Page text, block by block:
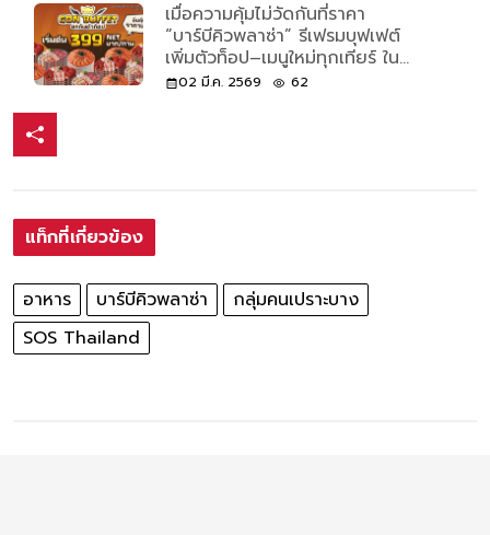
เมื่อความคุ้มไม่วัดกันที่ราคา
“บาร์บีคิวพลาซ่า” รีเฟรมบุฟเฟต์
เพิ่มตัวท็อป–เมนูใหม่ทุกเทียร์ ใน
ราคาเดิม เริ่มต้น 399 NETบาท/
02 มี.ค. 2569 62
แท็กที่เกี่ยวข้อง
อาหาร บาร์บีคิวพลาซ่า
กลุ่มคนเปราะบาง
SOS Thailand